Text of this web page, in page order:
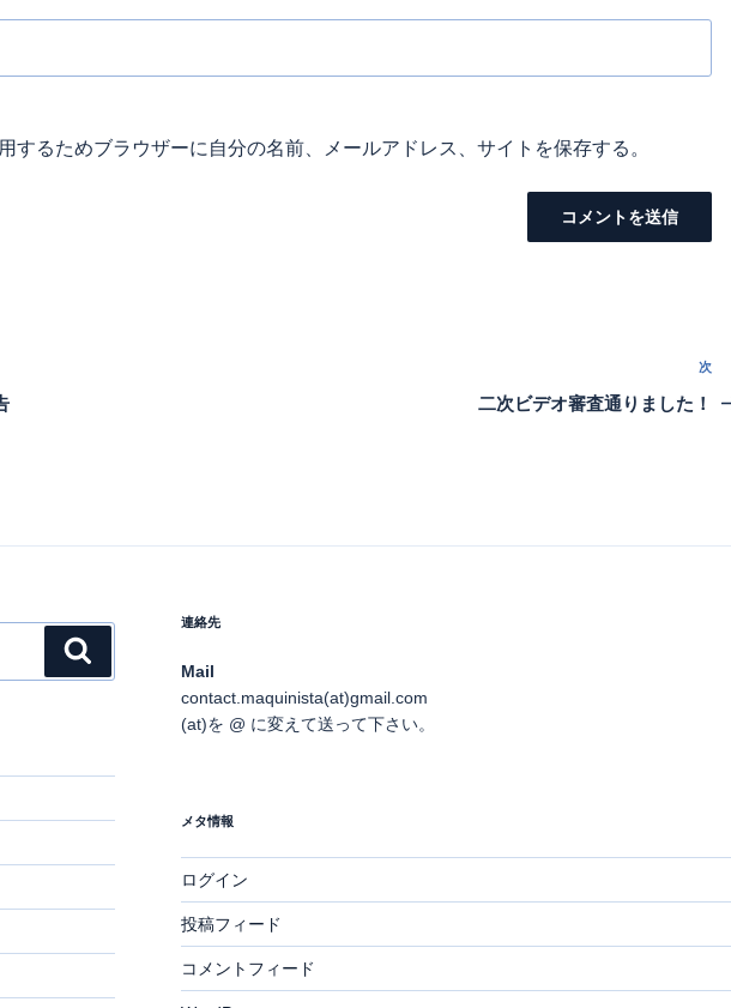
するためブラウザーに自分の名前、メールアドレス、サイトを保存する。
次
の
次
二次ビデオ審査通りました！
索
連絡先
Mail
contact.maquinista(at)gmail.com
(at)を @ に変えて送って下さい。
メタ情報
ログイン
投稿フィード
コメントフィード